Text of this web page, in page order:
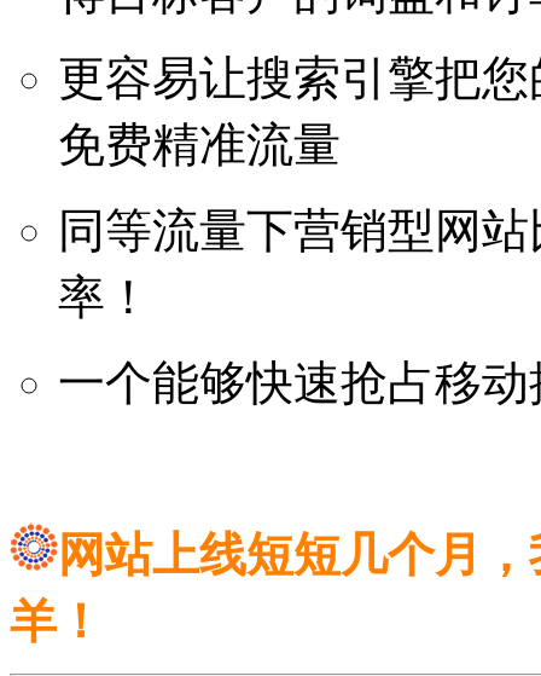
更容易让搜索引擎把
免费精准流量
同等流量下营销型网
率！
一个能够快速抢占移
网站上线短短几个月
羊！